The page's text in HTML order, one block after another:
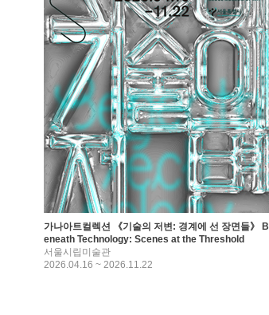
가나아트컬렉션 《기술의 저변: 경계에 선 장면들》 B
eneath Technology: Scenes at the Threshold
서울시립미술관
2026.04.16 ~ 2026.11.22